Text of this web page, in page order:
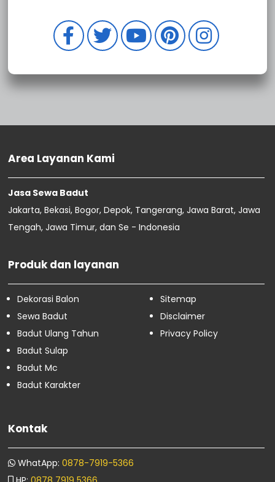
Sewa Badut Tambora
Sewa Badut Taman Sari
Sewa Badut Palmerah
Sewa Badut Kebon Jeruk
Sewa Badut Kalideres
Sewa Badut Pademangan
Sewa Badut Koja
Sewa Badut Kelapa Gading
Sewa Badut Tanah Abang
Sewa Badut Senen
Sewa Badut Menteng
Sewa Badut Kemayoran
Sewa Badut Johar Baru
Sewa Badut Gambir
Sewa Badut Cempaka Putih
Sewa Badut Pandeglang
Sewa Badut Rangkasbitung
Sewa Badut Dan Dekorasi Balon
Sewa Badut Banjar
Sewa Badut Pangandaran
Sewa Badut Semarang
Februari16
Area Layanan Kami
Jasa Sewa Badut
Jakarta, Bekasi, Bogor, Depok, Tangerang, Jawa Barat, Jawa
Tengah, Jawa Timur, dan Se - Indonesia
Produk dan layanan
Dekorasi Balon
Sewa Badut
Badut Ulang Tahun
Badut Sulap
Badut Mc
Badut Karakter
Sitemap
Disclaimer
Privacy Policy
Kontak
WhatApp: 0878-7919-5366